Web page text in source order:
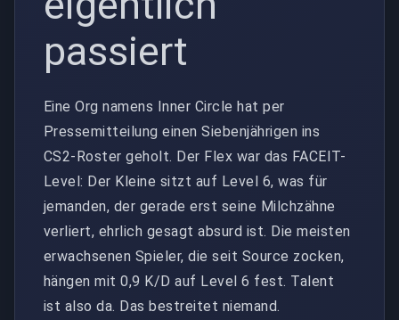
passiert
Eine Org namens Inner Circle hat per
Pressemitteilung einen Siebenjährigen ins
CS2-Roster geholt. Der Flex war das FACEIT-
Level: Der Kleine sitzt auf Level 6, was für
jemanden, der gerade erst seine Milchzähne
verliert, ehrlich gesagt absurd ist. Die meisten
erwachsenen Spieler, die seit Source zocken,
hängen mit 0,9 K/D auf Level 6 fest. Talent
ist also da. Das bestreitet niemand.